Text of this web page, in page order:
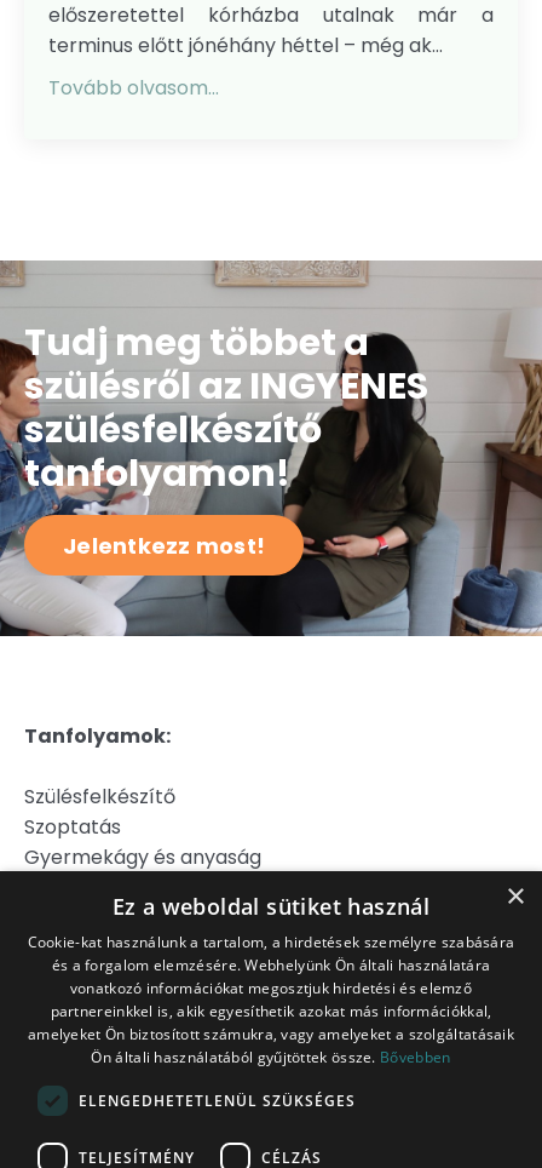
előszeretettel kórházba utalnak már a
terminus előtt jónéhány héttel – még ak...
Tovább olvasom...
Tudj meg többet a
szülésről az INGYENES
szülésfelkészítő
tanfolyamon!
Jelentkezz most!
Tanfolyamok:
Szülésfelkészítő
Szoptatás
Gyermekágy és anyaság
Szülj könnyebben!
Jogi Nyilatkozat
Adatkezelési Tájékoztató
Általános Szerződési Feltételek
Belépés tagoknak
ITT!
Platina Csomag
×
Ez a weboldal sütiket használ
Cookie-kat használunk a tartalom, a hirdetések személyre szabására
és a forgalom elemzésére. Webhelyünk Ön általi használatára
vonatkozó információkat megosztjuk hirdetési és elemző
partnereinkkel is, akik egyesíthetik azokat más információkkal,
amelyeket Ön biztosított számukra, vagy amelyeket a szolgáltatásaik
Ön általi használatából gyűjtöttek össze. Bővebben
ELENGEDHETETLENÜL SZÜKSÉGES
TELJESÍTMÉNY CÉLZÁS